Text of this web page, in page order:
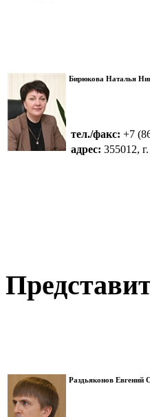
Бирюкова Наталья
тел./факс: +7
адрес: 355012,
Раздьяконов Евгений